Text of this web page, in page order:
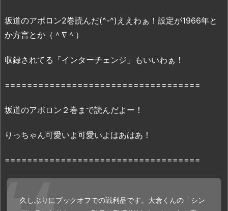
r
で
ペ
ジ
む
と
き
い….？
坂道のアポロン2巻読んだ(^-^)ええわぁ！設定が1966年と
か方言とか（＾∇＾）
収録されてる「インターチェンジ」もいいわぁ！
===================================
坂道のアポロン２巻まで読んだよー！
りっちゃん可愛いよ可愛いよはあはあ！
===================================
久しぶりにブックオフでの戦利品です。大倉くんの「シン